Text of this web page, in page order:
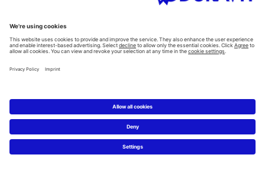
Asma dolap ünitesi
#DE4968
Asma dolap ünitesi
#DE4967
Alt çekmece sayısı: 2, Tezgah dahil: Evet,